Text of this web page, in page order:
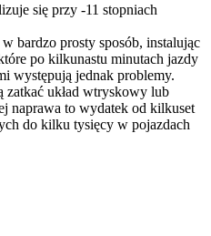
się przy -11 stopniach
bardzo prosty sposób, instalując
po kilkunastu minutach jazdy
występują jednak problemy.
zatkać układ wtryskowy lub
naprawa to wydatek od kilkuset
do kilku tysięcy w pojazdach